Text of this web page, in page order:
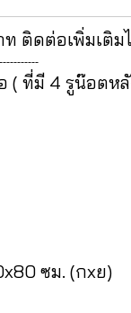
ติดต่อเพิ่มเติม
( ที่มี 4 รูน๊อตห
ซม. (กxย)